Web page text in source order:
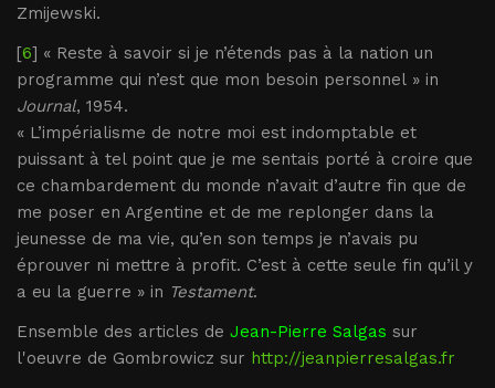
Zmijewski.
[6] « Reste à savoir si je n’étends pas à la nation un
programme qui n’est que mon besoin personnel » in
Journal, 1954.
« L’impérialisme de notre moi est indomptable et
puissant à tel point que je me sentais porté à croire que
ce chambardement du monde n’avait d’autre fin que de
me poser en Argentine et de me replonger dans la
jeunesse de ma vie, qu’en son temps je n’avais pu
éprouver ni mettre à profit. C’est à cette seule fin qu’il y
a eu la guerre » in Testament.
Ensemble des articles de Jean-Pierre Salgas sur
l'oeuvre de Gombrowicz sur http://jeanpierresalgas.fr